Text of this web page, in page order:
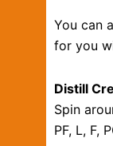
You can
for you
Distill
Spin
PF, L, F,